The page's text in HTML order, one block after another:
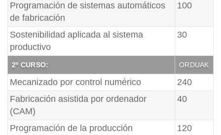
Programación de sistemas automáticos
de fabricación
100
Sostenibilidad aplicada al sistema
productivo
30
2º CURSO: ORDUAK
Mecanizado por control numérico
240
Fabricación asistida por ordenador
(CAM)
40
Programación de la producción
120